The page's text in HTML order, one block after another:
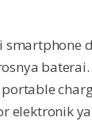
smartphone
elektronik